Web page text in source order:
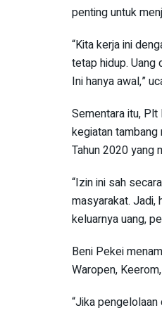
penting untuk
“Kita kerja ini
tetap hidup. Uang
Ini hanya awal,”
Sementara itu, Plt
kegiatan
Tahun 2020 yang
“Izin ini sah
masyarakat. Jadi,
keluarnya uang,
Beni Pekei
Waropen,
“Jika